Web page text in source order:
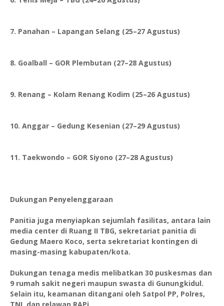
7. Panahan – Lapangan Selang (25–27 Agustus)
8. Goalball – GOR Plembutan (27–28 Agustus)
9. Renang – Kolam Renang Kodim (25–26 Agustus)
10. Anggar – Gedung Kesenian (27–29 Agustus)
11. Taekwondo – GOR Siyono (27–28 Agustus)
Dukungan Penyelenggaraan
Panitia juga menyiapkan sejumlah fasilitas, antara lain
media center di Ruang II TBG, sekretariat panitia di
Gedung Maero Koco, serta sekretariat kontingen di
masing-masing kabupaten/kota.
Dukungan tenaga medis melibatkan 30 puskesmas dan
9 rumah sakit negeri maupun swasta di Gunungkidul.
Selain itu, keamanan ditangani oleh Satpol PP, Polres,